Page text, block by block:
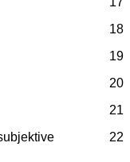
18
19
20
21
22